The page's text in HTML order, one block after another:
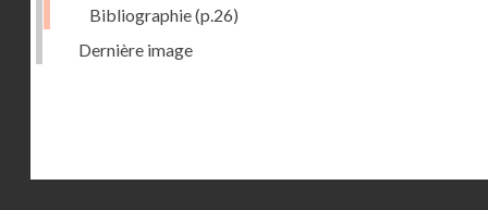
Bibliographie(p.26)
Dernière image